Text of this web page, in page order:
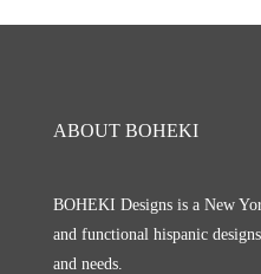
ABOUT BOHEKI
BOHEKI Designs is a New
and functional hispanic
and needs.